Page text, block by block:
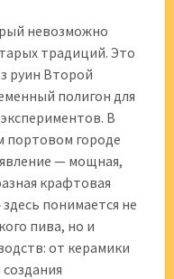
невозможно
традиций. Это
руин Второй
полигон для
В
портовом городе
— мощная,
крафтовая
понимается не
пива, но и
от керамики